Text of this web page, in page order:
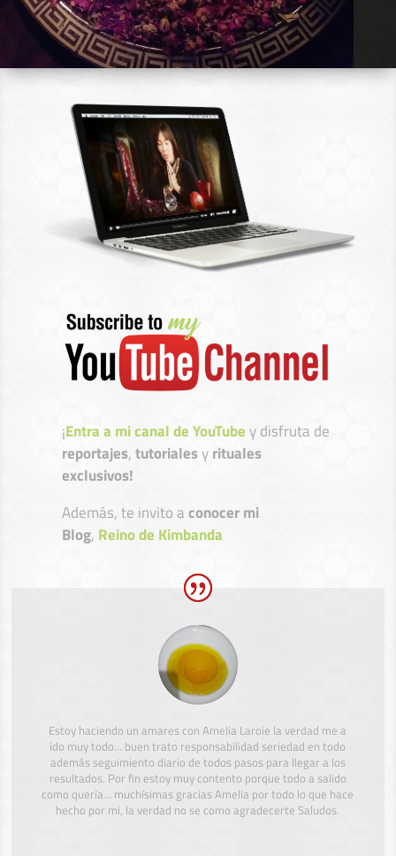
¡Entra a mi canal de YouTubey disfruta de
reportajes,tutorialesyrituales
exclusivos!
Además, te invito aconocer mi
Blog, Reino de Kimbanda
Estoy haciendo un amares con Amelia Laroie la verdad me a
ido muy todo… buen trato responsabilidad seriedad en todo
además seguimiento diario de todos pasos para llegar a los
resultados. Por fin estoy muy contento porque todo a salido
como quería… muchísimas gracias Amelia por todo lo que hace
hecho por mi, la verdad no se como agradecerte Saludos.